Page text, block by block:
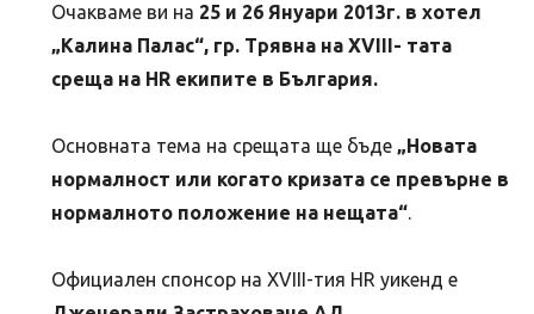
Очакваме ви на 25 и 26 Януари 2013г. в хотел
„Калина Палас“, гр. Трявна на XVIII- тата
среща на HR екипите в България.
Основната тема на срещата ще бъде „Новата
нормалност или когато кризата се превърне в
нормалното положение на нещата“.
Официален спонсор на XVIII-тия HR уикенд e